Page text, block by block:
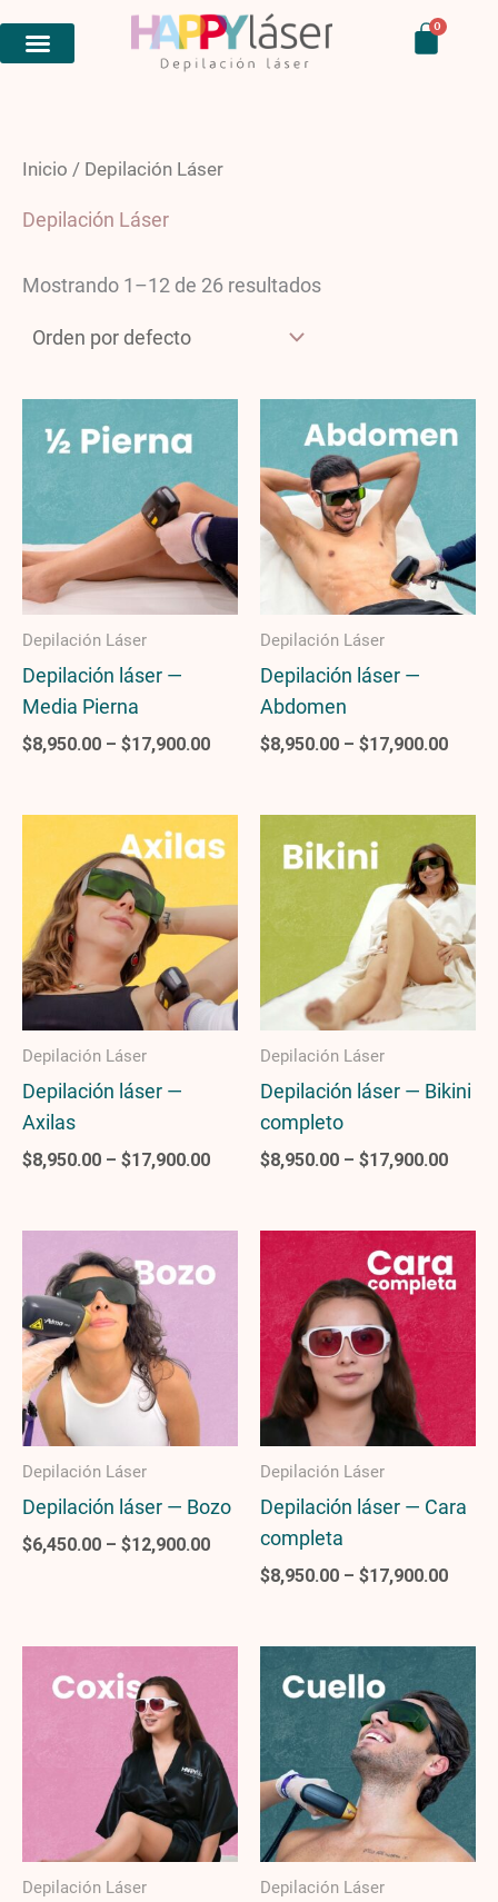
0
Inicio / Depilación Láser
Depilación Láser
Mostrando 1–12 de 26 resultados
Depilación Láser
Depilación láser —
Media Pierna
$8,950.00 – $17,900.00
through
$17,900.00
Depilación Láser
Depilación láser —
Abdomen
$8,950.00 – $17,900.00
Depilación Láser
Depilación láser —
Axilas
$8,950.00 – $17,900.00
range:
$8,950.00
$17,900.00
Depilación Láser
Depilación láser — Bikini
completo
$8,950.00 – $17,900.00
Depilación Láser
Depilación láser — Bozo
$6,450.00 – $12,900.00
range:
$6,450.00
through
$12,900.00
Depilación Láser
Depilación láser — Cara
completa
$8,950.00 – $17,900.00
Depilación Láser
$6,450.00
$12,900.00
Depilación Láser